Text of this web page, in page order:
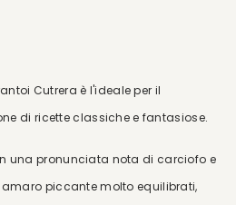
Cutrera è l'ideale per il
di ricette classiche e fantasiose.
una pronunciata nota di carciofo e
piccante molto equilibrati,